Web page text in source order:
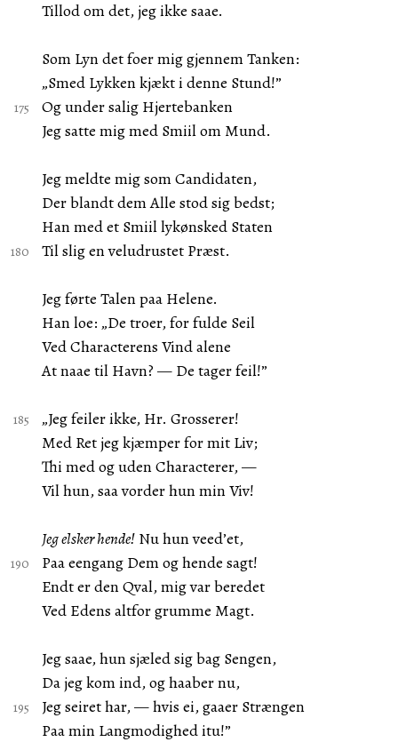
Tillod om det, jeg ikke saae.
Som Lyn det foer mig gjennem Tanken:
„Smed Lykken kjækt i denne Stund!”
Og under salig Hjertebanken
Jeg satte mig med Smiil om Mund.
Jeg meldte mig som Candidaten,
Der blandt dem Alle stod sig bedst;
Han med et Smiil lykønsked Staten
Til slig en veludrustet Præst.
Jeg førte Talen paa Helene.
Han loe: „De troer, for fulde Seil
Ved Characterens Vind alene
At naae til Havn? — De tager feil!”
„Jeg feiler ikke, Hr. Grosserer!
Med Ret jeg kjæmper for mit Liv;
Thi med og uden Characterer, —
Vil hun, saa vorder hun min Viv!
Jeg elsker hende!Nu hun veed’et,
Paa eengang Dem og hende sagt!
Endt er den Qval, mig var beredet
Ved Edens altfor grumme Magt.
Jeg saae, hun sjæled sig bag Sengen,
Da jeg kom ind, og haaber nu,
Jeg seiret har, — hvis ei, gaaer Strængen
Paa min Langmodighed itu!”